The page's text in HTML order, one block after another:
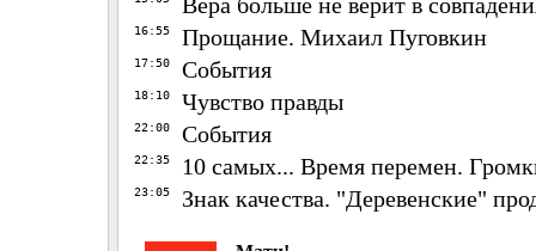
Вера больше не верит в
16:55 Прощание. Михаил Пуговкин
17:50 События
18:10 Чувство правды
22:00 События
22:35 10 самых... Время перемен.
23:05 Знак качества. "Деревенские"